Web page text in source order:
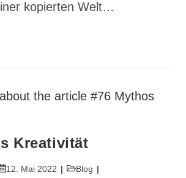
kopierten Welt…
Kreativität
12. Mai 2022
Beitrags-
Blog